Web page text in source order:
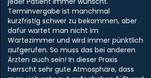
Terminvergabe ist manchmal
kurzfristig schwer zu bekommen, aber
dafür wartet man nicht im
Wartezimmer und wird immer pünktlich
aufgerufen. So muss das bei anderen
Ärzten auch sein! In dieser Praxis
herrscht sehr gute Atmosphäre, dass